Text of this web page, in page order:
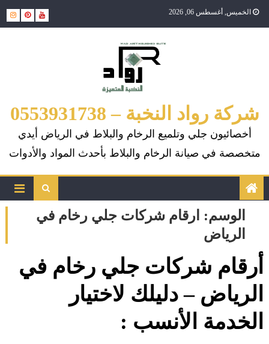
Skip
الخميس, أغسطس 06, 2026
شركة رواد النخبة – 0553931738
أخصائيون جلي وتلميع الرخام والبلاط في الرياض أيدي
متخصصة في صيانة الرخام والبلاط بأحدث المواد والأدوات
الوسم: ارقام شركات جلي رخام في
الرياض
أرقام شركات جلي رخام في
الرياض – دليلك لاختيار
الخدمة الأنسب :